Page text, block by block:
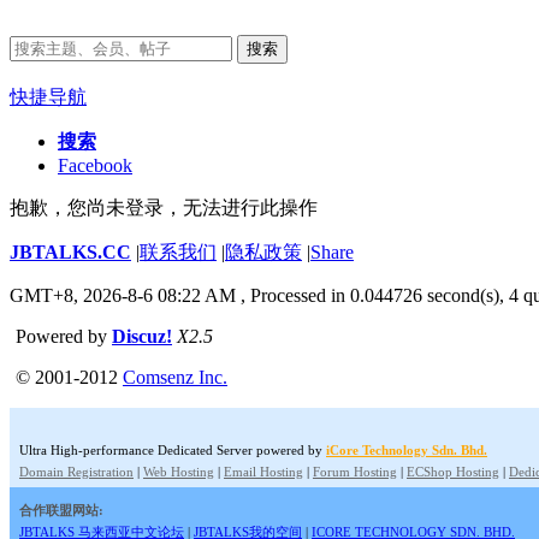
搜索
快捷导航
搜索
Facebook
抱歉，您尚未登录，无法进行此操作
JBTALKS.CC |联系我们 |隐私政策 |Share
GMT+8, 2026-8-6 08:22 AM , Processed in 0.044726 second(s), 4
Powered by Discuz! X2.5
© 2001-2012 Comsenz Inc.
Ultra High-performance Dedicated Server powered by iCore Technology Sdn. Bhd.
Domain Registration | Web Hosting | Email Hosting | Forum Hosting | ECShop Hosting |
合作联盟网站:
JBTALKS 马来西亚中文论坛 | JBTALKS我的空间 | ICORE TECHNOLOGY SDN. BHD.